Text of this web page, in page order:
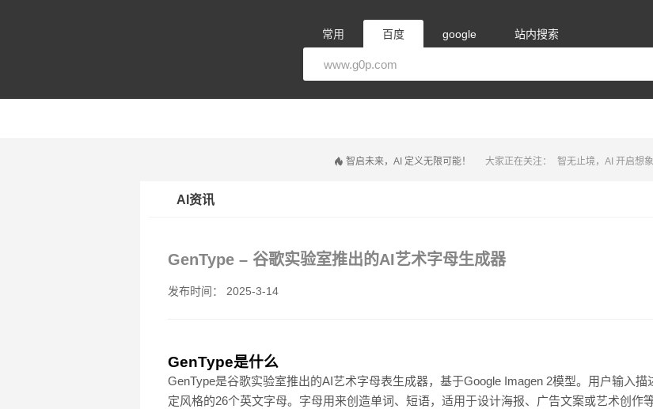
常用 百度 google 站内搜索
大家正在关注： 智无止境，AI 开启想象
智启未来，AI 定义无限可能！
AI资讯
GenType – 谷歌实验室推出的AI艺术字母生成器
发布时间： 2025-3-14
GenType是什么
GenType是谷歌实验室推出的AI艺术字母表生成器，基于Google Imagen 2模型。用户输入
定风格的26个英文字母。字母用来创造单词、短语，适用于设计海报、广告文案或艺术创作